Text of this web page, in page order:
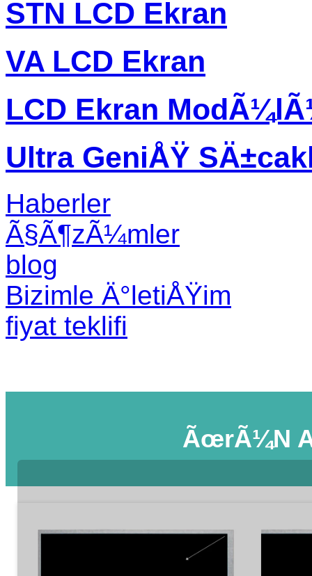
STN LCD Ekran
VA LCD Ekran
LCD Ekran
Ultra GeniÅŸ
Haberler
Ã§Ã¶zÃ¼mler
blog
Bizimle Ä°letiÅŸim
fiyat teklifi
ÃœrÃ¼n